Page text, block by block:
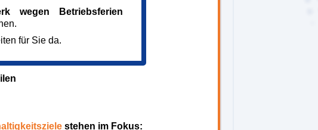
im stationären Hospiz
stehen im Fokus:
wegen Betriebsferien
für Sie da.